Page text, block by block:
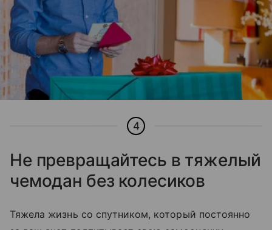
4
Не превращайтесь в тяжeлый
чемодан без колeсиков
Тяжела жизнь со спутником, который постоянно